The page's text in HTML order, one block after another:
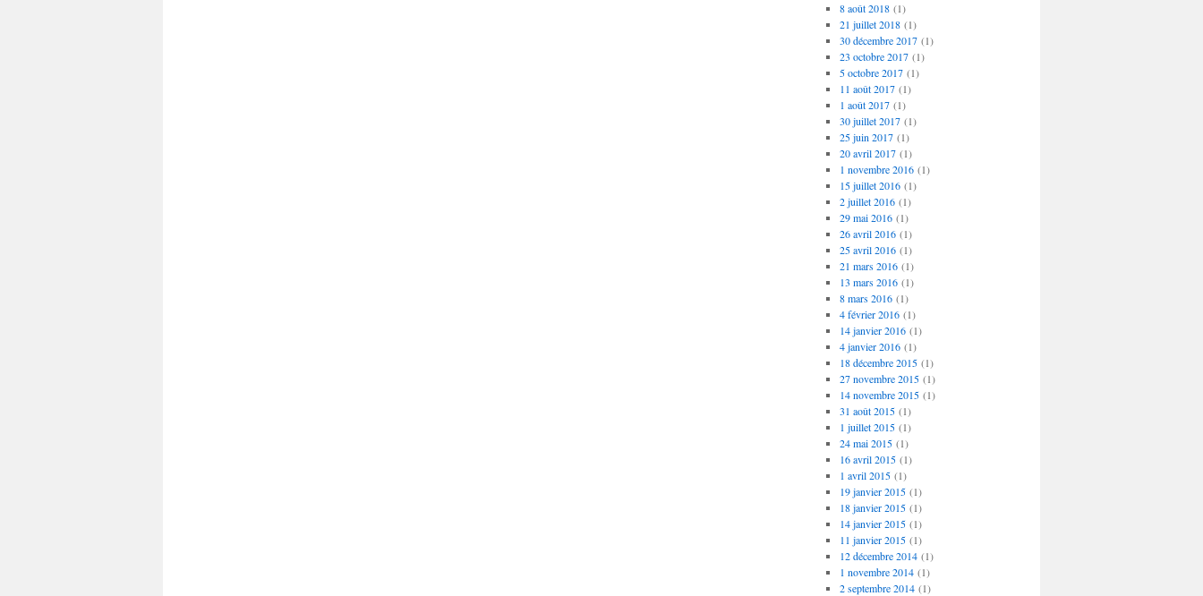
8 août 2018(1)
21 juillet 2018(1)
30 décembre 2017(1)
23 octobre 2017(1)
5 octobre 2017(1)
11 août 2017(1)
1 août 2017(1)
30 juillet 2017(1)
25 juin 2017(1)
20 avril 2017(1)
1 novembre 2016(1)
15 juillet 2016(1)
2 juillet 2016(1)
29 mai 2016(1)
26 avril 2016(1)
25 avril 2016(1)
21 mars 2016(1)
13 mars 2016(1)
8 mars 2016(1)
4 février 2016(1)
14 janvier 2016(1)
4 janvier 2016(1)
18 décembre 2015(1)
27 novembre 2015(1)
14 novembre 2015(1)
31 août 2015(1)
1 juillet 2015(1)
24 mai 2015(1)
16 avril 2015(1)
1 avril 2015(1)
19 janvier 2015(1)
18 janvier 2015(1)
14 janvier 2015(1)
11 janvier 2015(1)
12 décembre 2014(1)
1 novembre 2014(1)
2 septembre 2014(1)